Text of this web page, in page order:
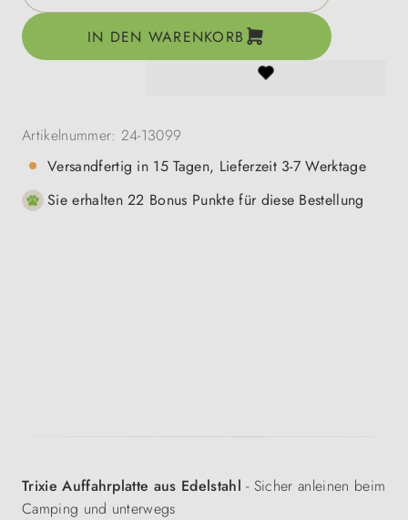
IN DEN WARENKORB
Artikelnummer: 24-13099
Versandfertig in 15 Tagen, Lieferzeit 3-7 Werktage
Sie erhalten 22 Bonus Punkte für diese Bestellung
Trixie Auffahrplatte aus Edelstahl - Sicher anleinen beim
Camping und unterwegs